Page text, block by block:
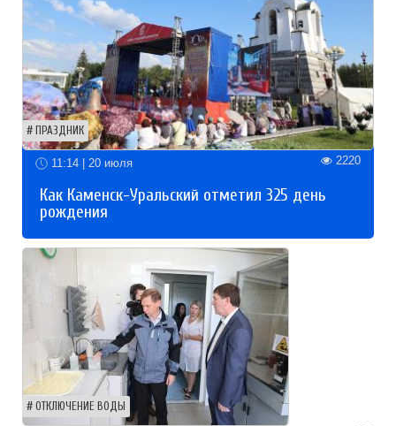
ПРАЗДНИК
11:14 | 20 июля 2220
Как Каменск-Уральский отметил 325 день
рождения
ОТКЛЮЧЕНИЕ ВОДЫ